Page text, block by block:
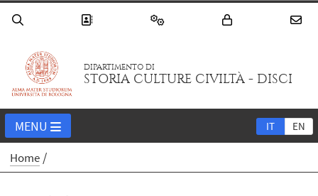
DIPARTIMENTO DI
STORIA CULTURE CIVILTÀ - DISCI
IT EN
MENU
Home